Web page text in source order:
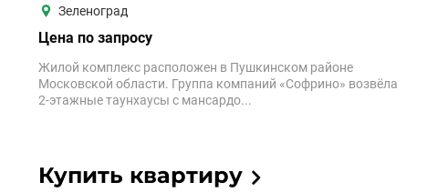
Зеленоград
Цена по запросу
Жилой комплекс расположен в Пушкинском районе
Московской области. Группа компаний «Софрино» возвёла
2-этажные таунхаусы с мансардо...
Купить квартиру